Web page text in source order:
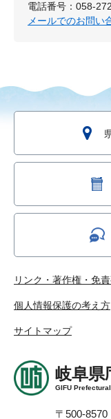
電話番号：058-
メールでのお問い
リンク・著作権・免
個人情報保護の考え方
サイトマップ
岐阜県
GIFU
〒500-8570